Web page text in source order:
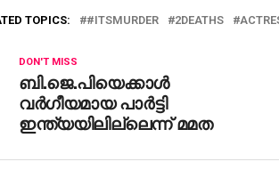
TOPICS: #ITSMURDER 2DEATHS
DON'T MISS
ബി.ജെ.പിയെക്കാള്‍
വര്‍ഗീയമായ പാര്‍ട്ടി
ഇന്ത്യയിലില്ലെന്ന് മമത